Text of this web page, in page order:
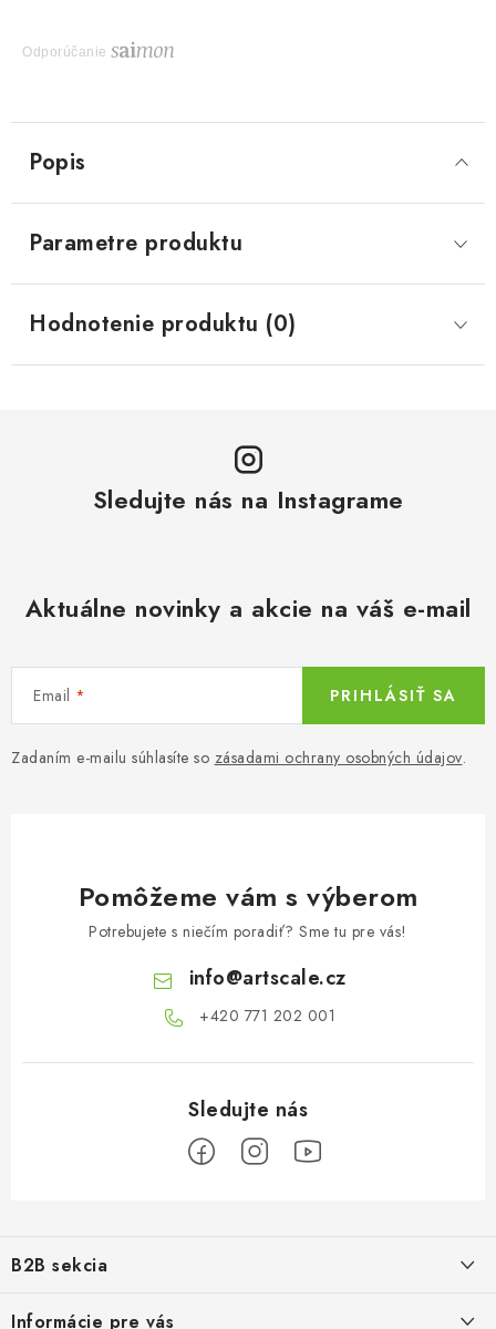
Odporúčanie
Popis
Parametre produktu
Hodnotenie produktu (0)
Sledujte nás na Instagrame
Aktuálne novinky a akcie na váš e-mail
Email
Zadaním e-mailu súhlasíte so zásadami ochrany osobných údajov.
PRIHLÁSIŤ SA
Pomôžeme vám s výberom
Potrebujete s niečím poradiť? Sme tu pre vás!
info@artscale.cz
+420 771 202 001​
p
ä
B2B sekcia
Informácie pre vás